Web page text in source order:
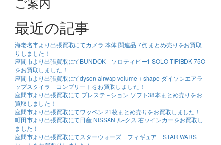
最近の記事
海老名市より出張買取にてカメラ 本体 関連品 7点 まとめ売りをお買取
りしました！
座間市より出張買取にてBUNDOK ソロティピー1 SOLO TIPIBDK-75O
をお買取しました！
座間市より出張買取にてdyson airwap volume＋shape ダイソンエアラ
ップスタイラ－コンプリートをお買取しました！
座間市より出張買取にて プレステ－ション ソフト38本まとめ売りをお
買取しました！
座間市より出張買取にてワッペン 21枚まとめ売りをお買取しました！
町田市より出張買取にて日産 NISSAN ル-クス 右ウインカーをお買取し
ました！
座間市より出張買取にてスターウォーズ フィギュア STAR WARS